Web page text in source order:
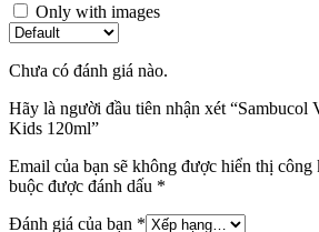
Only with images
Chưa có đánh giá nào.
Hãy là người đầu tiên nhận xét
Kids 120ml”
Email của bạn sẽ không được hiển thị công
buộc được đánh dấu *
Đánh giá của bạn *